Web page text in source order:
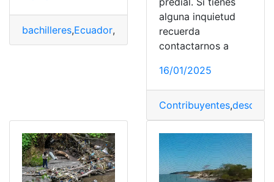
bachilleres,Ecuador, Inscribirse,Laptops
alguna inquietud
recuerda
contactarnos a
16/01/2025
Contribuyentes,